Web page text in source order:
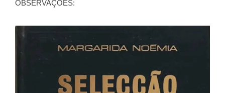
OBSERVAÇÕES: